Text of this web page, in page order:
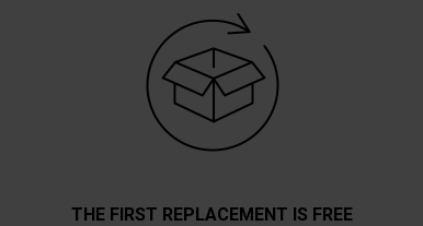
THE FIRST REPLACEMENT IS FREE